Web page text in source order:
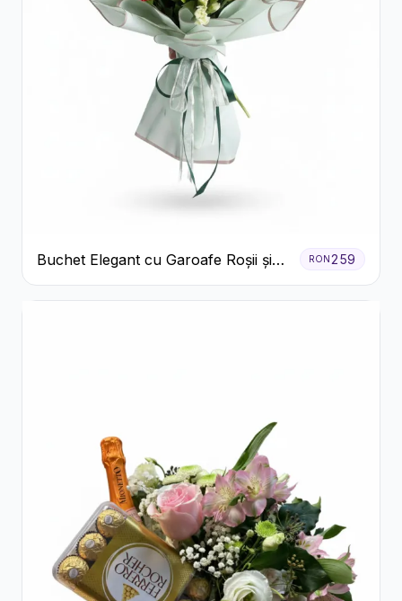
Buchet Elegant cu Garoafe Roșii și
Floarea Miresei
RON259